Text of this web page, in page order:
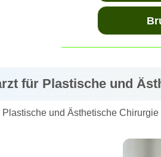
für Plastische und
Plastische und Ästhetische